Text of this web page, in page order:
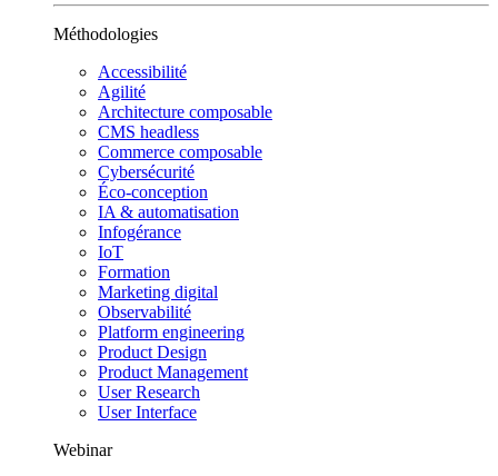
Méthodologies
Accessibilité
Agilité
Architecture composable
CMS headless
Commerce composable
Cybersécurité
Éco-conception
IA & automatisation
Infogérance
IoT
Formation
Marketing digital
Observabilité
Platform engineering
Product Design
Product Management
User Research
User Interface
Webinar